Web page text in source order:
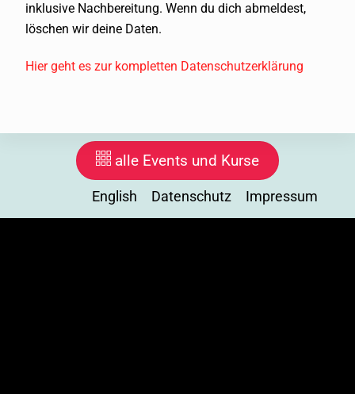
inklusive Nachbereitung. Wenn du dich abmeldest,
löschen wir deine Daten.
Hier geht es zur kompletten Datenschutzerklärung
alle Events und Kurse
English Datenschutz Impressum